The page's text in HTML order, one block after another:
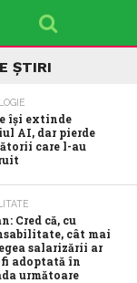
ȘTIRI
îşi extinde
AI, dar pierde
care l-au
Cred că, cu
cât mai
salarizării ar
adoptată în
următoare